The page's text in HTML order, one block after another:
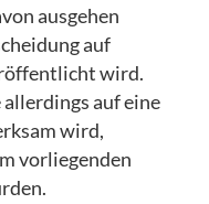
ausgehen
auf
wird.
auf eine
wird,
vorliegenden